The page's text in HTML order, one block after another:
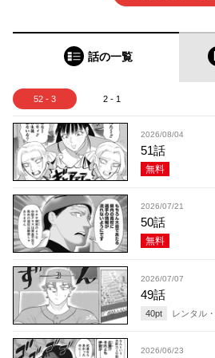
話の一覧
52 - 3 2 - 1
2026/08/04
51話
無料
2026/07/21
50話
無料
2026/07/07
49話
40pt レンタル・
2026/06/23